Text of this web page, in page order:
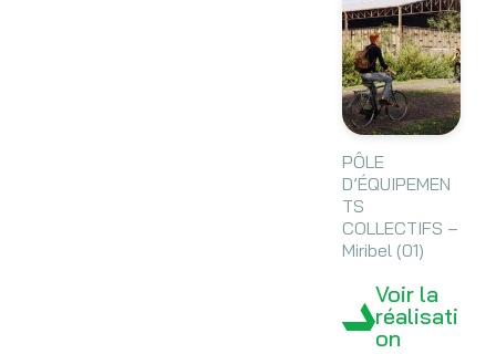
PÔLE
D’ÉQUIPEMEN
TS
COLLECTIFS –
Miribel (01)
Voir la
réalisati
on